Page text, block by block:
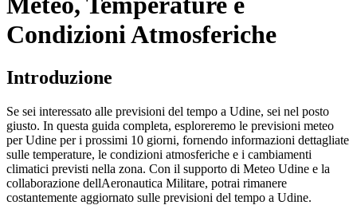
Condizioni Atmosferiche
Introduzione
Se sei interessato alle previsioni del tempo a Udine, sei nel posto
giusto. In questa guida completa, esploreremo le previsioni meteo
per Udine per i prossimi 10 giorni, fornendo informazioni dettagliate
sulle temperature, le condizioni atmosferiche e i cambiamenti
climatici previsti nella zona. Con il supporto di Meteo Udine e la
collaborazione dellAeronautica Militare, potrai rimanere
costantemente aggiornato sulle previsioni del tempo a Udine.